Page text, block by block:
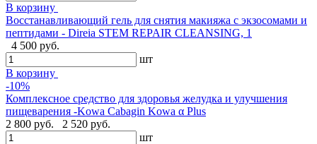
В корзину
Восстанавливающий гель для снятия макияжа с экзосомами и
пептидами - Direia STEM REPAIR CLEANSING, 1
4 500 руб.
шт
В корзину
-10%
Комплексное средство для здоровья желудка и улучшения
пищеварения -Kowa Cabagin Kowa α Plus
2 800 руб.
2 520 руб.
шт